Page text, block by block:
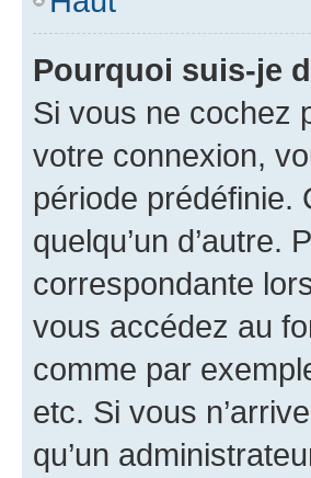
Pourquoi suis-je
Si vous ne cochez
votre connexion,
période prédéfinie.
quelqu’un
correspondante
vous accédez au
comme par
etc. Si vous
qu’un